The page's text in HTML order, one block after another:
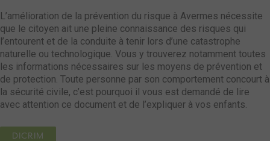
L’amélioration de la prévention du risque à Avermes nécessite
que le citoyen ait une pleine connaissance des risques qui
l’entourent et de la conduite à tenir lors d’une catastrophe
naturelle ou technologique. Vous y trouverez notamment toutes
les informations nécessaires sur les moyens de prévention et
de protection. Toute personne par son comportement concourt à
la sécurité civile, c’est pourquoi il vous est demandé de lire
avec attention ce document et de l’expliquer à vos enfants.
DICRIM